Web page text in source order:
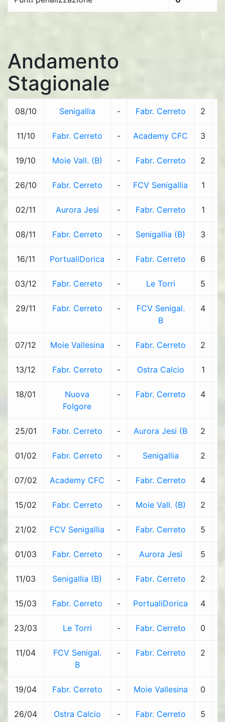
Andamento
Stagionale
08/10 Senigallia - Fabr. Cerreto 2
11/10 Fabr. Cerreto - Academy CFC 3
19/10 Moie Vall. (B) - Fabr. Cerreto 2
26/10 Fabr. Cerreto - FCV Senigallia 1
02/11 Aurora Jesi - Fabr. Cerreto 1
08/11 Fabr. Cerreto - Senigallia (B) 3
16/11 PortualiDorica - Fabr. Cerreto 6
03/12 Fabr. Cerreto - Le Torri 5
29/11 Fabr. Cerreto -
FCV Senigal.
B
4
07/12 Moie Vallesina - Fabr. Cerreto 2
13/12 Fabr. Cerreto - Ostra Calcio 1
18/01
Nuova
Folgore
- Fabr. Cerreto 4
25/01 Fabr. Cerreto - Aurora Jesi (B 2
01/02 Fabr. Cerreto - Senigallia 2
07/02 Academy CFC - Fabr. Cerreto 4
15/02 Fabr. Cerreto - Moie Vall. (B) 2
21/02 FCV Senigallia - Fabr. Cerreto 5
01/03 Fabr. Cerreto - Aurora Jesi 5
11/03 Senigallia (B) - Fabr. Cerreto 2
15/03 Fabr. Cerreto - PortualiDorica 4
23/03 Le Torri - Fabr. Cerreto 0
11/04
FCV Senigal.
B
- Fabr. Cerreto 2
19/04 Fabr. Cerreto - Moie Vallesina 0
26/04 Ostra Calcio - Fabr. Cerreto 5